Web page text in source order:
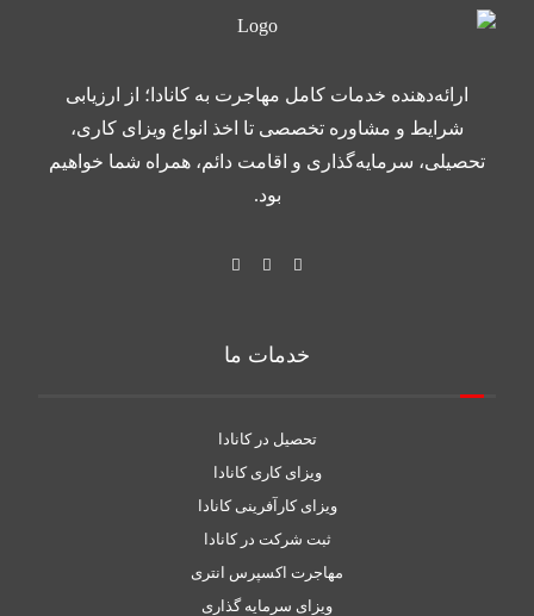
ارائه‌دهنده خدمات کامل مهاجرت به کانادا؛ از ارزیابی
شرایط و مشاوره تخصصی تا اخذ انواع ویزای کاری،
تحصیلی، سرمایه‌گذاری و اقامت دائم، همراه شما خواهیم
بود.
خدمات ما
تحصیل در کانادا
ویزای کاری کانادا
ویزای کارآفرینی کانادا
ثبت شرکت در کانادا
مهاجرت اکسپرس انتری
ویزای سرمایه گذاری